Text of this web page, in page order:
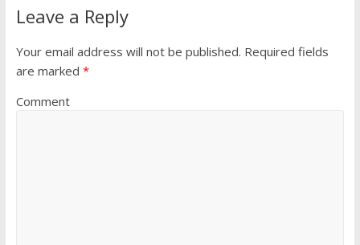
Leave a Reply
Your email address will not be published. Required fields
are marked *
Comment